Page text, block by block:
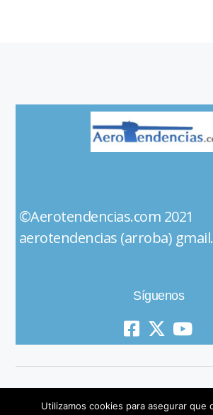
©Aerotendencias.com
aerotendencias (arroba)
Síguenos
Utilizamos cookies para asegurar que